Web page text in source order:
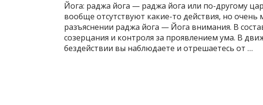
Йога: раджа йога — раджа йога или по-другому
вообще отсутствуют какие-то действия, но
разъяснении раджа йога — Йога внимания. В
созерцания и контроля за проявлением ума. В
бездействии вы наблюдаете и отрешаетесь от …